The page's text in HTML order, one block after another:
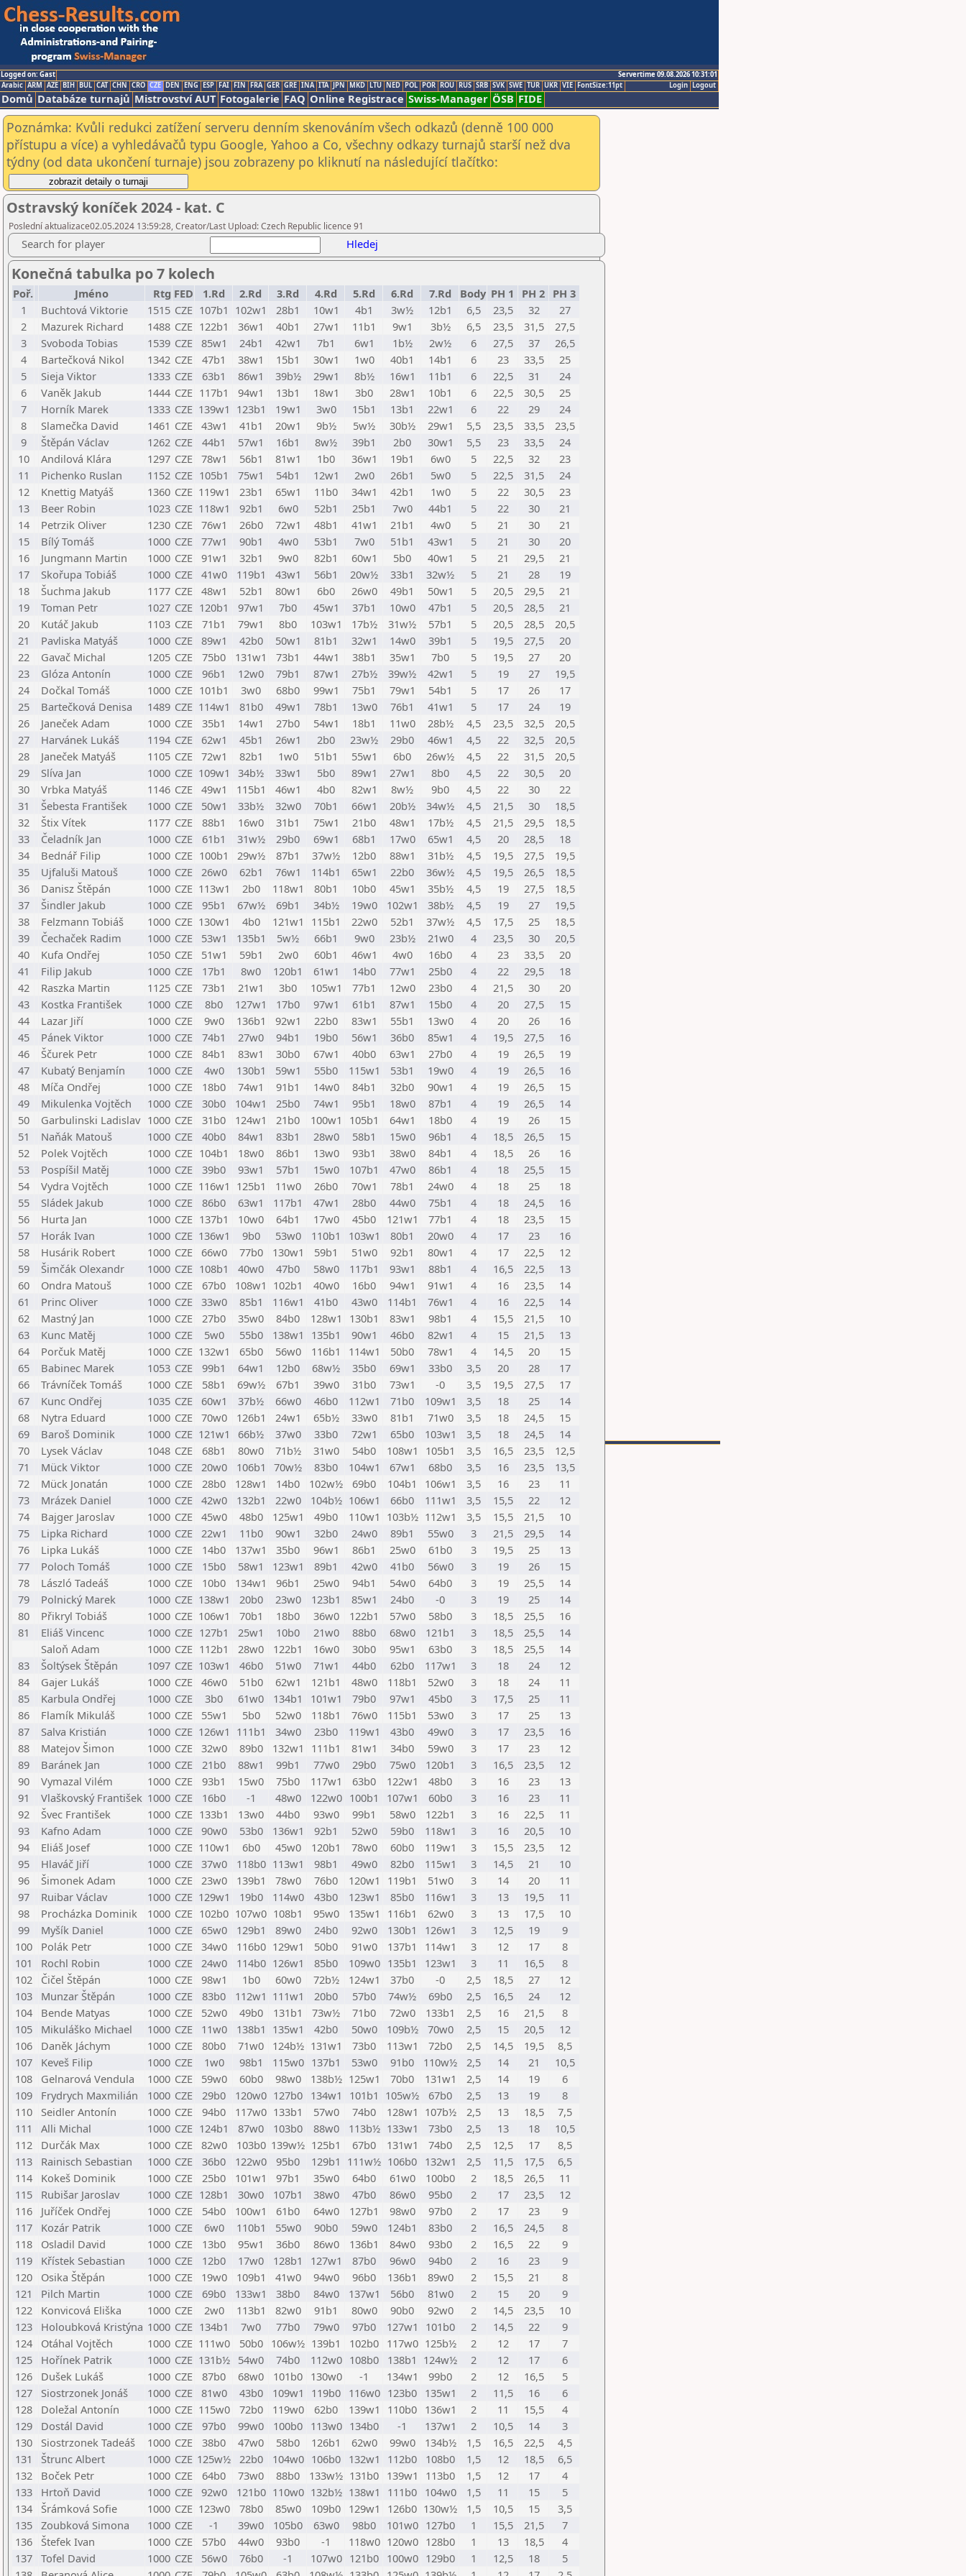
Logged on: Gast
Servertime 09.08.2026 10:31:01
Logout
Login
Arabic ARM AZE BIH BUL CAT CHN CRO CZE DEN ENG ESP FAI FIN FRA GER GRE INA ITA JPN MKD LTU NED POL POR ROU RUS SRB SVK SWE TUR UKR VIE FontSize:11pt
Domů Databáze turnajů Mistrovství AUT Fotogalerie FAQ Online Registrace Swiss-Manager ÖSB FIDE
Poznámka: Kvůli redukci zatížení serveru denním skenováním všech odkazů (denně 100 000
přístupu a více) a vyhledávačů typu Google, Yahoo a Co, všechny odkazy turnajů starší než dva
týdny (od data ukončení turnaje) jsou zobrazeny po kliknutí na následující tlačítko:
Ostravský koníček 2024 - kat. C
Poslední aktualizace02.05.2024 13:59:28, Creator/Last Upload: Czech Republic licence 91
Search for player Hledej
Konečná tabulka po 7 kolech
Poř. Jméno Rtg FED 1.Rd 2.Rd 3.Rd 4.Rd 5.Rd 6.Rd 7.Rd Body PH 1 PH 2 PH 3
1
Buchtová Viktorie 1515 CZE 107b1 102w1 28b1 10w1 4b1 3w½ 12b1 6,5 23,5 32
27
2
Mazurek Richard 1488 CZE 122b1 36w1 40b1 27w1 11b1 9w1 3b½ 6,5 23,5 31,5
27,5
3
Svoboda Tobias 1539 CZE 85w1 24b1 42w1 7b1 6w1 1b½ 2w½ 6 27,5 37
26,5
4
Bartečková Nikol 1342 CZE 47b1 38w1 15b1 30w1 1w0 40b1 14b1 6 23 33,5
25
5
Sieja Viktor 1333 CZE 63b1 86w1 39b½ 29w1 8b½ 16w1 11b1 6 22,5 31
24
6
Vaněk Jakub 1444 CZE 117b1 94w1 13b1 18w1 3b0 28w1 10b1 6 22,5 30,5
25
7
Horník Marek 1333 CZE 139w1 123b1 19w1 3w0 15b1 13b1 22w1 6 22 29
24
8
Slamečka David 1461 CZE 43w1 41b1 20w1 9b½ 5w½ 30b½ 29w1 5,5 23,5 33,5
23,5
9
Štěpán Václav 1262 CZE 44b1 57w1 16b1 8w½ 39b1 2b0 30w1 5,5 23 33,5
24
10
Andilová Klára 1297 CZE 78w1 56b1 81w1 1b0 36w1 19b1 6w0 5 22,5 32
23
11
Pichenko Ruslan 1152 CZE 105b1 75w1 54b1 12w1 2w0 26b1 5w0 5 22,5 31,5
24
12
Knettig Matyáš 1360 CZE 119w1 23b1 65w1 11b0 34w1 42b1 1w0 5 22 30,5
23
13
Beer Robin 1023 CZE 118w1 92b1 6w0 52b1 25b1 7w0 44b1 5 22 30
21
14
Petrzik Oliver 1230 CZE 76w1 26b0 72w1 48b1 41w1 21b1 4w0 5 21 30
21
15
Bílý Tomáš 1000 CZE 77w1 90b1 4w0 53b1 7w0 51b1 43w1 5 21 30
20
16
Jungmann Martin 1000 CZE 91w1 32b1 9w0 82b1 60w1 5b0 40w1 5 21 29,5
21
17
Skořupa Tobiáš 1000 CZE 41w0 119b1 43w1 56b1 20w½ 33b1 32w½ 5 21 28
19
18
Šuchma Jakub 1177 CZE 48w1 52b1 80w1 6b0 26w0 49b1 50w1 5 20,5 29,5
21
19
Toman Petr 1027 CZE 120b1 97w1 7b0 45w1 37b1 10w0 47b1 5 20,5 28,5
21
20
Kutáč Jakub 1103 CZE 71b1 79w1 8b0 103w1 17b½ 31w½ 57b1 5 20,5 28,5
20,5
21
Pavliska Matyáš 1000 CZE 89w1 42b0 50w1 81b1 32w1 14w0 39b1 5 19,5 27,5
20
22
Gavač Michal 1205 CZE 75b0 131w1 73b1 44w1 38b1 35w1 7b0 5 19,5 27
20
23
Glóza Antonín 1000 CZE 96b1 12w0 79b1 87w1 27b½ 39w½ 42w1 5 19 27
19,5
24
Dočkal Tomáš 1000 CZE 101b1 3w0 68b0 99w1 75b1 79w1 54b1 5 17 26
17
25
Bartečková Denisa 1489 CZE 114w1 81b0 49w1 78b1 13w0 76b1 41w1 5 17 24
19
26
Janeček Adam 1000 CZE 35b1 14w1 27b0 54w1 18b1 11w0 28b½ 4,5 23,5 32,5
20,5
27
Harvánek Lukáš 1194 CZE 62w1 45b1 26w1 2b0 23w½ 29b0 46w1 4,5 22 32,5
20,5
28
Janeček Matyáš 1105 CZE 72w1 82b1 1w0 51b1 55w1 6b0 26w½ 4,5 22 31,5
20,5
29
Slíva Jan 1000 CZE 109w1 34b½ 33w1 5b0 89w1 27w1 8b0 4,5 22 30,5
20
30
Vrbka Matyáš 1146 CZE 49w1 115b1 46w1 4b0 82w1 8w½ 9b0 4,5 22 30
22
31
Šebesta František 1000 CZE 50w1 33b½ 32w0 70b1 66w1 20b½ 34w½ 4,5 21,5 30
18,5
32
Štix Vítek 1177 CZE 88b1 16w0 31b1 75w1 21b0 48w1 17b½ 4,5 21,5 29,5
18,5
33
Čeladník Jan 1000 CZE 61b1 31w½ 29b0 69w1 68b1 17w0 65w1 4,5 20 28,5
18
34
Bednář Filip 1000 CZE 100b1 29w½ 87b1 37w½ 12b0 88w1 31b½ 4,5 19,5 27,5
19,5
35
Ujfaluši Matouš 1000 CZE 26w0 62b1 76w1 114b1 65w1 22b0 36w½ 4,5 19,5 26,5
18,5
36
Danisz Štěpán 1000 CZE 113w1 2b0 118w1 80b1 10b0 45w1 35b½ 4,5 19 27,5
18,5
37
Šindler Jakub 1000 CZE 95b1 67w½ 69b1 34b½ 19w0 102w1 38b½ 4,5 19 27
19,5
38
Felzmann Tobiáš 1000 CZE 130w1 4b0 121w1 115b1 22w0 52b1 37w½ 4,5 17,5 25
18,5
39
Čechaček Radim 1000 CZE 53w1 135b1 5w½ 66b1 9w0 23b½ 21w0 4 23,5 30
20,5
40
Kufa Ondřej 1050 CZE 51w1 59b1 2w0 60b1 46w1 4w0 16b0 4 23 33,5
20
41
Filip Jakub 1000 CZE 17b1 8w0 120b1 61w1 14b0 77w1 25b0 4 22 29,5
18
42
Raszka Martin 1125 CZE 73b1 21w1 3b0 105w1 77b1 12w0 23b0 4 21,5 30
20
43
Kostka František 1000 CZE 8b0 127w1 17b0 97w1 61b1 87w1 15b0 4 20 27,5
15
44
Lazar Jiří 1000 CZE 9w0 136b1 92w1 22b0 83w1 55b1 13w0 4 20 26
16
45
Pánek Viktor 1000 CZE 74b1 27w0 94b1 19b0 56w1 36b0 85w1 4 19,5 27,5
16
46
Ščurek Petr 1000 CZE 84b1 83w1 30b0 67w1 40b0 63w1 27b0 4 19 26,5
19
47
Kubatý Benjamín 1000 CZE 4w0 130b1 59w1 55b0 115w1 53b1 19w0 4 19 26,5
16
48
Míča Ondřej 1000 CZE 18b0 74w1 91b1 14w0 84b1 32b0 90w1 4 19 26,5
15
49
Mikulenka Vojtěch 1000 CZE 30b0 104w1 25b0 74w1 95b1 18w0 87b1 4 19 26,5
14
50
Garbulinski Ladislav 1000 CZE 31b0 124w1 21b0 100w1 105b1 64w1 18b0 4 19 26
15
51
Naňák Matouš 1000 CZE 40b0 84w1 83b1 28w0 58b1 15w0 96b1 4 18,5 26,5
15
52
Polek Vojtěch 1000 CZE 104b1 18w0 86b1 13w0 93b1 38w0 84b1 4 18,5 26
16
53
Pospíšil Matěj 1000 CZE 39b0 93w1 57b1 15w0 107b1 47w0 86b1 4 18 25,5
15
54
Vydra Vojtěch 1000 CZE 116w1 125b1 11w0 26b0 70w1 78b1 24w0 4 18 25
18
55
Sládek Jakub 1000 CZE 86b0 63w1 117b1 47w1 28b0 44w0 75b1 4 18 24,5
16
56
Hurta Jan 1000 CZE 137b1 10w0 64b1 17w0 45b0 121w1 77b1 4 18 23,5
15
57
Horák Ivan 1000 CZE 136w1 9b0 53w0 110b1 103w1 80b1 20w0 4 17 23
16
58
Husárik Robert 1000 CZE 66w0 77b0 130w1 59b1 51w0 92b1 80w1 4 17 22,5
12
59
Šimčák Olexandr 1000 CZE 108b1 40w0 47b0 58w0 117b1 93w1 88b1 4 16,5 22,5
13
60
Ondra Matouš 1000 CZE 67b0 108w1 102b1 40w0 16b0 94w1 91w1 4 16 23,5
14
61
Princ Oliver 1000 CZE 33w0 85b1 116w1 41b0 43w0 114b1 76w1 4 16 22,5
14
62
Mastný Jan 1000 CZE 27b0 35w0 84b0 128w1 130b1 83w1 98b1 4 15,5 21,5
10
63
Kunc Matěj 1000 CZE 5w0 55b0 138w1 135b1 90w1 46b0 82w1 4 15 21,5
13
64
Porčuk Matěj 1000 CZE 132w1 65b0 56w0 116b1 114w1 50b0 78w1 4 14,5 20
15
65
Babinec Marek 1053 CZE 99b1 64w1 12b0 68w½ 35b0 69w1 33b0 3,5 20 28
17
66
Trávníček Tomáš 1000 CZE 58b1 69w½ 67b1 39w0 31b0 73w1 -0 3,5 19,5 27,5
17
67
Kunc Ondřej 1035 CZE 60w1 37b½ 66w0 46b0 112w1 71b0 109w1 3,5 18 25
14
68
Nytra Eduard 1000 CZE 70w0 126b1 24w1 65b½ 33w0 81b1 71w0 3,5 18 24,5
15
69
Baroš Dominik 1000 CZE 121w1 66b½ 37w0 33b0 72w1 65b0 103w1 3,5 18 24,5
14
70
Lysek Václav 1048 CZE 68b1 80w0 71b½ 31w0 54b0 108w1 105b1 3,5 16,5 23,5
12,5
71
Mück Viktor 1000 CZE 20w0 106b1 70w½ 83b0 104w1 67w1 68b0 3,5 16 23,5
13,5
72
Mück Jonatán 1000 CZE 28b0 128w1 14b0 102w½ 69b0 104b1 106w1 3,5 16 23
11
73
Mrázek Daniel 1000 CZE 42w0 132b1 22w0 104b½ 106w1 66b0 111w1 3,5 15,5 22
12
74
Bajger Jaroslav 1000 CZE 45w0 48b0 125w1 49b0 110w1 103b½ 112w1 3,5 15,5 21,5
10
75
Lipka Richard 1000 CZE 22w1 11b0 90w1 32b0 24w0 89b1 55w0 3 21,5 29,5
14
76
Lipka Lukáš 1000 CZE 14b0 137w1 35b0 96w1 86b1 25w0 61b0 3 19,5 25
13
77
Poloch Tomáš 1000 CZE 15b0 58w1 123w1 89b1 42w0 41b0 56w0 3 19 26
15
78
László Tadeáš 1000 CZE 10b0 134w1 96b1 25w0 94b1 54w0 64b0 3 19 25,5
14
79
Polnický Marek 1000 CZE 138w1 20b0 23w0 123b1 85w1 24b0 -0 3 19 25
14
80
Přikryl Tobiáš 1000 CZE 106w1 70b1 18b0 36w0 122b1 57w0 58b0 3 18,5 25,5
16
81
Eliáš Vincenc 1000 CZE 127b1 25w1 10b0 21w0 88b0 68w0 121b1 3 18,5 25,5
14
Saloň Adam
1000 CZE 112b1 28w0 122b1 16w0 30b0 95w1 63b0 3 18,5 25,5
14
83
Šoltýsek Štěpán 1097 CZE 103w1 46b0 51w0 71w1 44b0 62b0 117w1 3 18 24
12
84
Gajer Lukáš 1000 CZE 46w0 51b0 62w1 121b1 48w0 118b1 52w0 3 18 24
11
85
Karbula Ondřej 1000 CZE 3b0 61w0 134b1 101w1 79b0 97w1 45b0 3 17,5 25
11
86
Flamík Mikuláš 1000 CZE 55w1 5b0 52w0 118b1 76w0 115b1 53w0 3 17 25
13
87
Salva Kristián 1000 CZE 126w1 111b1 34w0 23b0 119w1 43b0 49w0 3 17 23,5
16
88
Matejov Šimon 1000 CZE 32w0 89b0 132w1 111b1 81w1 34b0 59w0 3 17 23
12
89
Baránek Jan 1000 CZE 21b0 88w1 99b1 77w0 29b0 75w0 120b1 3 16,5 23,5
12
90
Vymazal Vilém 1000 CZE 93b1 15w0 75b0 117w1 63b0 122w1 48b0 3 16 23
13
91
Vlaškovský František 1000 CZE 16b0 -1 48w0 122w0 100b1 107w1 60b0 3 16 23
11
92
Švec František 1000 CZE 133b1 13w0 44b0 93w0 99b1 58w0 122b1 3 16 22,5
11
93
Kafno Adam 1000 CZE 90w0 53b0 136w1 92b1 52w0 59b0 118w1 3 16 20,5
10
94
Eliáš Josef 1000 CZE 110w1 6b0 45w0 120b1 78w0 60b0 119w1 3 15,5 23,5
12
95
Hlaváč Jiří 1000 CZE 37w0 118b0 113w1 98b1 49w0 82b0 115w1 3 14,5 21
10
96
Šimonek Adam 1000 CZE 23w0 139b1 78w0 76b0 120w1 119b1 51w0 3 14 20
11
97
Ruibar Václav 1000 CZE 129w1 19b0 114w0 43b0 123w1 85b0 116w1 3 13 19,5
11
98
Procházka Dominik 1000 CZE 102b0 107w0 108b1 95w0 135w1 116b1 62w0 3 13 17,5
10
99
Myšík Daniel 1000 CZE 65w0 129b1 89w0 24b0 92w0 130b1 126w1 3 12,5 19
9
100
Polák Petr 1000 CZE 34w0 116b0 129w1 50b0 91w0 137b1 114w1 3 12 17
8
101
Rochl Robin 1000 CZE 24w0 114b0 126w1 85b0 109w0 135b1 123w1 3 11 16,5
8
102
Čičel Štěpán 1000 CZE 98w1 1b0 60w0 72b½ 124w1 37b0 -0 2,5 18,5 27
12
103
Munzar Štěpán 1000 CZE 83b0 112w1 111w1 20b0 57b0 74w½ 69b0 2,5 16,5 24
12
104
Bende Matyas 1000 CZE 52w0 49b0 131b1 73w½ 71b0 72w0 133b1 2,5 16 21,5
8
105
Mikuláško Michael 1000 CZE 11w0 138b1 135w1 42b0 50w0 109b½ 70w0 2,5 15 20,5
12
106
Daněk Jáchym 1000 CZE 80b0 71w0 124b½ 131w1 73b0 113w1 72b0 2,5 14,5 19,5
8,5
107
Keveš Filip 1000 CZE 1w0 98b1 115w0 137b1 53w0 91b0 110w½ 2,5 14 21
10,5
108
Gelnarová Vendula 1000 CZE 59w0 60b0 98w0 138b½ 125w1 70b0 131w1 2,5 14 19
6
109
Frydrych Maxmilián 1000 CZE 29b0 120w0 127b0 134w1 101b1 105w½ 67b0 2,5 13 19
8
110
Seidler Antonín 1000 CZE 94b0 117w0 133b1 57w0 74b0 128w1 107b½ 2,5 13 18,5
7,5
111
Alli Michal 1000 CZE 124b1 87w0 103b0 88w0 113b½ 133w1 73b0 2,5 13 18
10,5
112
Durčák Max 1000 CZE 82w0 103b0 139w½ 125b1 67b0 131w1 74b0 2,5 12,5 17
8,5
113
Rainisch Sebastian 1000 CZE 36b0 122w0 95b0 129b1 111w½ 106b0 132w1 2,5 11,5 17,5
6,5
114
Kokeš Dominik 1000 CZE 25b0 101w1 97b1 35w0 64b0 61w0 100b0 2 18,5 26,5
11
115
Rubišar Jaroslav 1000 CZE 128b1 30w0 107b1 38w0 47b0 86w0 95b0 2 17 23,5
12
116
Juříček Ondřej 1000 CZE 54b0 100w1 61b0 64w0 127b1 98w0 97b0 2 17 23
9
117
Kozár Patrik 1000 CZE 6w0 110b1 55w0 90b0 59w0 124b1 83b0 2 16,5 24,5
8
118
Osladil David 1000 CZE 13b0 95w1 36b0 86w0 136b1 84w0 93b0 2 16,5 22
9
119
Křístek Sebastian 1000 CZE 12b0 17w0 128b1 127w1 87b0 96w0 94b0 2 16 23
9
120
Osika Štěpán 1000 CZE 19w0 109b1 41w0 94w0 96b0 136b1 89w0 2 15,5 21
8
121
Pilch Martin 1000 CZE 69b0 133w1 38b0 84w0 137w1 56b0 81w0 2 15 20
9
122
Konvicová Eliška 1000 CZE 2w0 113b1 82w0 91b1 80w0 90b0 92w0 2 14,5 23,5
10
123
Holoubková Kristýna 1000 CZE 134b1 7w0 77b0 79w0 97b0 127w1 101b0 2 14,5 22
9
124
Otáhal Vojtěch 1000 CZE 111w0 50b0 106w½ 139b1 102b0 117w0 125b½ 2 12 17
7
125
Hořínek Patrik 1000 CZE 131b½ 54w0 74b0 112w0 108b0 138b1 124w½ 2 12 17
6
126
Dušek Lukáš 1000 CZE 87b0 68w0 101b0 130w0 -1 134w1 99b0 2 12 16,5
5
127
Siostrzonek Jonáš 1000 CZE 81w0 43b0 109w1 119b0 116w0 123b0 135w1 2 11,5 16
6
128
Doležal Antonín 1000 CZE 115w0 72b0 119w0 62b0 139w1 110b0 136w1 2 11 15,5
4
129
Dostál David 1000 CZE 97b0 99w0 100b0 113w0 134b0 -1 137w1 2 10,5 14
3
130
Siostrzonek Tadeáš 1000 CZE 38b0 47w0 58b0 126b1 62w0 99w0 134b½ 1,5 16,5 22,5
4,5
131
Štrunc Albert 1000 CZE 125w½ 22b0 104w0 106b0 132w1 112b0 108b0 1,5 12 18,5
6,5
132
Boček Petr 1000 CZE 64b0 73w0 88b0 133w½ 131b0 139w1 113b0 1,5 12 17
4
133
Hrtoň David 1000 CZE 92w0 121b0 110w0 132b½ 138w1 111b0 104w0 1,5 11 15
5
134
Šrámková Sofie 1000 CZE 123w0 78b0 85w0 109b0 129w1 126b0 130w½ 1,5 10,5 15
3,5
135
Zoubková Simona 1000 CZE -1 39w0 105b0 63w0 98b0 101w0 127b0 1 15,5 21,5
7
136
Štefek Ivan 1000 CZE 57b0 44w0 93b0 -1 118w0 120w0 128b0 1 13 18,5
4
137
Tofel David 1000 CZE 56w0 76b0 -1 107w0 121b0 100w0 129b0 1 12,5 18
5